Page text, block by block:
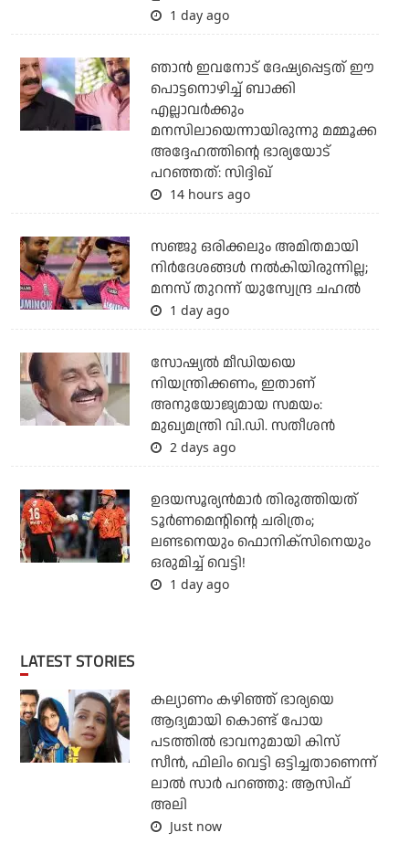
1 day ago
ഞാന്‍ ഇവനോട് ദേഷ്യപ്പെട്ടത് ഈ
പൊട്ടനൊഴിച്ച് ബാക്കി
എല്ലാവര്‍ക്കും
മനസിലായെന്നായിരുന്നു മമ്മൂക്ക
അദ്ദേഹത്തിന്റെ ഭാര്യയോട്
പറഞ്ഞത്: സിദ്ദിഖ്
14 hours ago
സഞ്ജു ഒരിക്കലും അമിതമായി
നിര്‍ദേശങ്ങള്‍ നല്‍കിയിരുന്നില്ല;
മനസ് തുറന്ന് യുസ്വേന്ദ്ര ചഹല്‍
1 day ago
സോഷ്യല്‍ മീഡിയയെ
നിയന്ത്രിക്കണം, ഇതാണ്
അനുയോജ്യമായ സമയം:
മുഖ്യമന്ത്രി വി.ഡി. സതീശന്‍
2 days ago
ഉദയസൂര്യന്‍മാര്‍ തിരുത്തിയത്
ടൂര്‍ണമെന്റിന്റെ ചരിത്രം;
ലണ്ടനെയും ഫൊനിക്‌സിനെയും
ഒരുമിച്ച് വെട്ടി!
1 day ago
LATEST STORIES
കല്യാണം കഴിഞ്ഞ് ഭാര്യയെ
ആദ്യമായി കൊണ്ട് പോയ
പടത്തില്‍ ഭാവനുമായി കിസ്
സീന്‍, ഫിലിം വെട്ടി ഒട്ടിച്ചതാണെന്ന്
ലാല്‍ സാര്‍ പറഞ്ഞു: ആസിഫ്
അലി
Just now